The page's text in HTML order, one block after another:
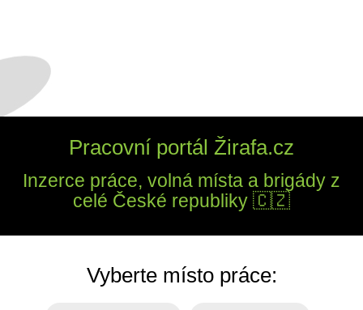
Pracovní portál Žirafa.cz
Inzerce práce, volná místa a brigády z
celé České republiky 🇨🇿
Vyberte místo práce: